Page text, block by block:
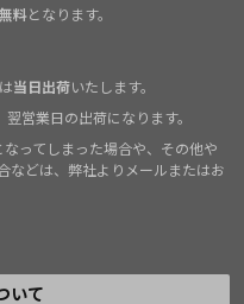
料となります。
当日出荷いたします。
営業日の出荷になります。
ってしまった場合や、その他や
などは、弊社よりメールまたはお
いて